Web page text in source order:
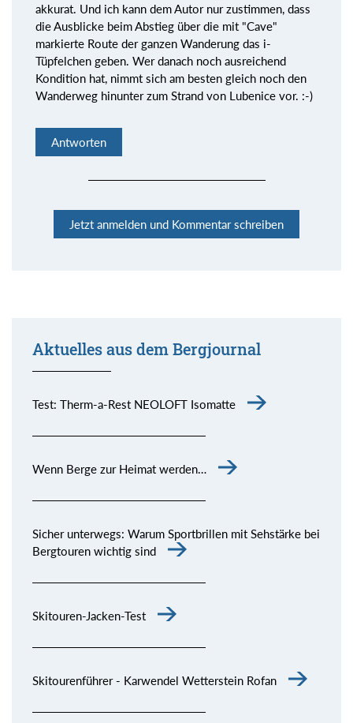
akkurat. Und ich kann dem Autor nur zustimmen, dass
die Ausblicke beim Abstieg über die mit "Cave"
markierte Route der ganzen Wanderung das i-
Tüpfelchen geben. Wer danach noch ausreichend
Kondition hat, nimmt sich am besten gleich noch den
Wanderweg hinunter zum Strand von Lubenice vor. :-)
Antworten
Jetzt anmelden und Kommentar schreiben
Aktuelles aus dem Bergjournal
Test: Therm-a-Rest NEOLOFT Isomatte
Wenn Berge zur Heimat werden…
Sicher unterwegs: Warum Sportbrillen mit Sehstärke bei
Bergtouren wichtig sind
Skitouren-Jacken-Test
Skitourenführer - Karwendel Wetterstein Rofan